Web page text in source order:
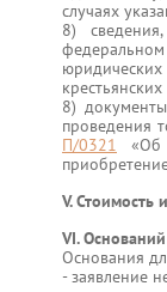
случаях
8)
федеральном
8)
проведения
П/0321 «Об
V. Стоимость
VI.
Основания
- заявление